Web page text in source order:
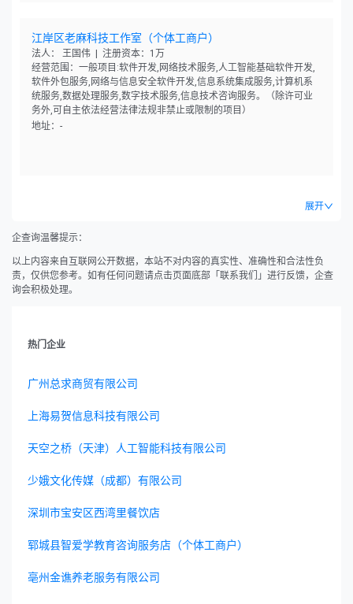
江岸区老麻科技工作室（个体工商户）
法人： 王国伟 | 注册资本：1万
经营范围：一般项目:软件开发,网络技术服务,人工智能基础软件开发,
软件外包服务,网络与信息安全软件开发,信息系统集成服务,计算机系
统服务,数据处理服务,数字技术服务,信息技术咨询服务。（除许可业
务外,可自主依法经营法律法规非禁止或限制的项目）
地址：-
展开
企查询温馨提示：
以上内容来自互联网公开数据，本站不对内容的真实性、准确性和合法性负
责，仅供您参考。如有任何问题请点击页面底部「联系我们」进行反馈，企查
询会积极处理。
热门企业
广州总求商贸有限公司
上海易贺信息科技有限公司
天空之桥（天津）人工智能科技有限公司
少娥文化传媒（成都）有限公司
深圳市宝安区西湾里餐饮店
郓城县智爱学教育咨询服务店（个体工商户）
亳州金谯养老服务有限公司